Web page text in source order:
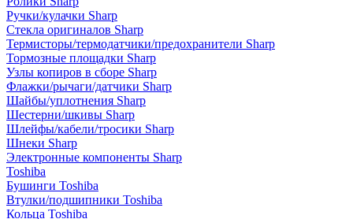
Ручки/кулачки Sharp
Стекла оригиналов Sharp
Термисторы/термодатчики/предохранители Sharp
Тормозные площадки Sharp
Узлы копиров в сборе Sharp
Флажки/рычаги/датчики Sharp
Шайбы/уплотнения Sharp
Шестерни/шкивы Sharp
Шлейфы/кабели/тросики Sharp
Шнеки Sharp
Электронные компоненты Sharp
Toshiba
Бушинги Toshiba
Втулки/подшипники Toshiba
Кольца Toshiba